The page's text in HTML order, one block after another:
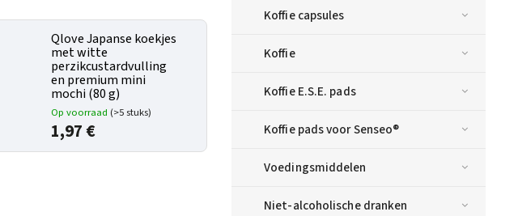
Koffie capsules
Koffie
Koffie E.S.E. pads
Koffie pads voor Senseo®
Voedingsmiddelen
Niet-alcoholische dranken
Qlove Japanse koekjes
met witte
perzikcustardvulling
en premium mini
mochi (80 g)
Op voorraad (>5 stuks)
1,97 €